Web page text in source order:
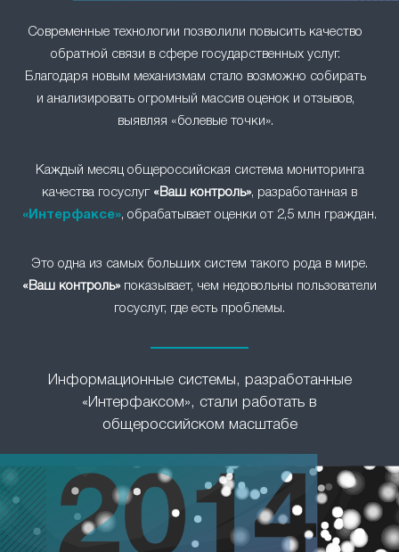
Современные технологии позволили повысить качество
обратной связи в сфере государственных услуг.
Благодаря новым механизмам стало возможно собирать
и анализировать огромный массив оценок и отзывов,
выявляя «болевые точки».
Каждый месяц общероссийская система мониторинга
качества госуслуг «Ваш контроль», разработанная в
«Интерфаксе», обрабатывает оценки от 2,5 млн граждан.
Это одна из самых больших систем такого рода в мире.
«Ваш контроль»показывает, чем недовольны пользователи
госуслуг, где есть проблемы.
Информационные системы, разработанные
«Интерфаксом», стали работать в
общероссийском масштабе